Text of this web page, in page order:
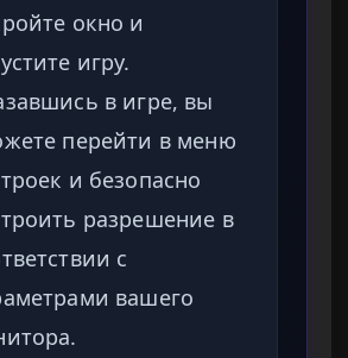
окно и
игру.
в игре, вы
перейти в меню
и безопасно
разрешение в
с
вашего